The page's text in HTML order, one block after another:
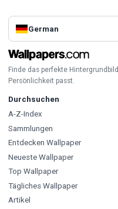
German
Finde das perfekte
Persönlichkeit passt.
Durchsuchen
A-Z-Index
Sammlungen
Entdecken Wallpaper
Neueste Wallpaper
Top Wallpaper
Tägliches Wallpaper
Artikel